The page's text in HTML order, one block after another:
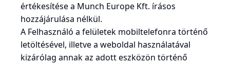
értékesítése a Munch Europe Kft. írásos
hozzájárulása nélkül.
A Felhasználó a felületek mobiltelefonra történő
letöltésével, illetve a weboldal használatával
kizárólag annak az adott eszközön történő